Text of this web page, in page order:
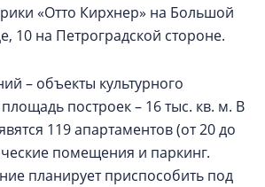
«Отто Кирхнер» на Большой
10 на Петроградской стороне.
– объекты культурного
построек – 16 тыс. кв. м. В
119 апартаментов (от 20 до
помещения и паркинг.
планирует приспособить под